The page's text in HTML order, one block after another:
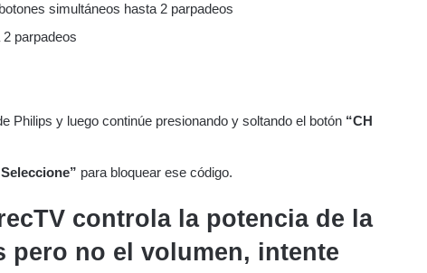
botones simultáneos hasta 2 parpadeos
parpadeos
Philips y luego continúe presionando y soltando el botón “CH
para bloquear ese código.
controla la potencia de la
pero no el volumen, intente